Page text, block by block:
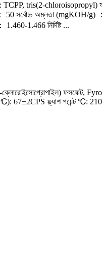
TCPP, tris(2-
50 সর্বোচ্চ অম্লতা (mgKOH/
1.466 নির্দিষ্ট ...
ফসফেট, Fyrol
67±2CPS ফ্ল্যাশ পয়েন্ট ℃: